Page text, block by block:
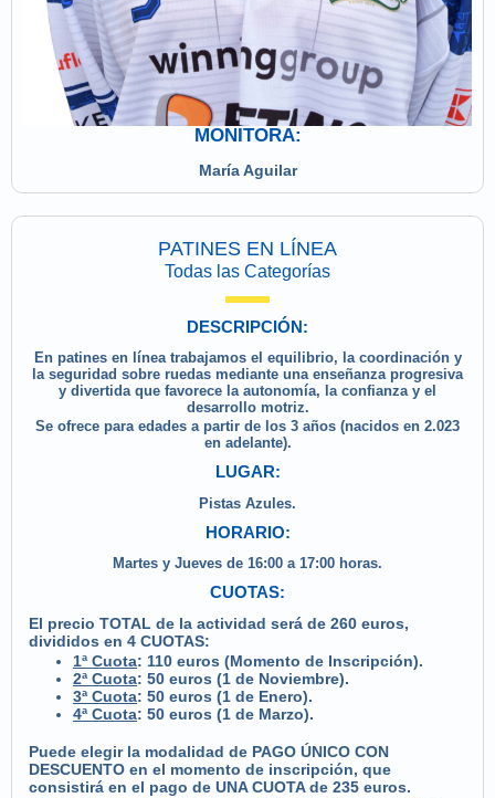
MONITORA:
María Aguilar
PATINES EN LÍNEA
Todas las Categorías
DESCRIPCIÓN:
En patines en línea trabajamos el equilibrio, la coordinación y
la seguridad sobre ruedas mediante una enseñanza progresiva
y divertida que favorece la autonomía, la confianza y el
desarrollo motriz.
Se ofrece para edades a partir de los 3 años (nacidos en 2.023
en adelante).
LUGAR:
Pistas Azules.
HORARIO:
Martes y Jueves de 16:00 a 17:00 horas.
CUOTAS:
El precio TOTAL de la actividad será de 260 euros,
divididos en 4 CUOTAS:
1ª Cuota: 110 euros (Momento de Inscripción).
2ª Cuota: 50 euros (1 de Noviembre).
3ª Cuota: 50 euros (1 de Enero).
4ª Cuota: 50 euros (1 de Marzo).
Puede elegir la modalidad de PAGO ÚNICO CON
DESCUENTO en el momento de inscripción, que
consistirá en el pago de UNA CUOTA de 235 euros.